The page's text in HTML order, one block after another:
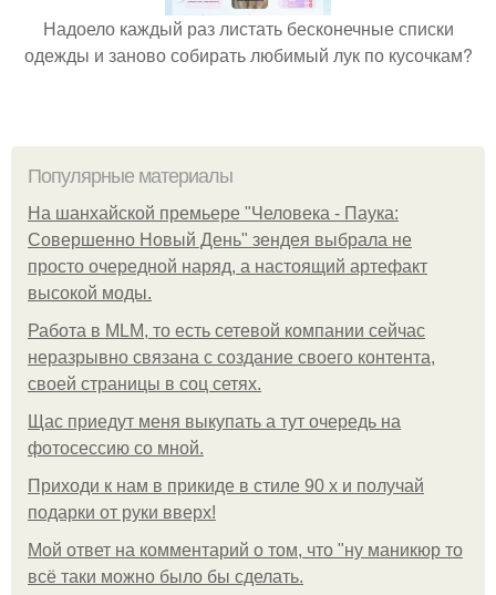
Надоело каждый раз листать бесконечные списки
одежды и заново собирать любимый лук по кусочкам?
Популярные материалы
На шанхайской премьере "Человека - Паука:
Совершенно Новый День" зендея выбрала не
просто очередной наряд, а настоящий артефакт
высокой моды.
Работа в MLM, то есть сетевой компании сейчас
неразрывно связана с создание своего контента,
своей страницы в соц сетях.
Щас приедут меня выкупать а тут очередь на
фотосессию со мной.
Приходи к нам в прикиде в стиле 90 х и получай
подарки от руки вверх!
Мой ответ на комментарий о том, что "ну маникюр то
всё таки можно было бы сделать.